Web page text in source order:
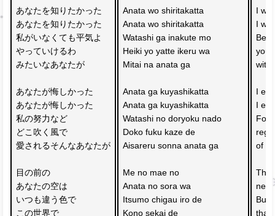
あなたを知りたかった
あなたを知りたかった
私がいなくても平気よ
やっていけるわ
みたいなあなたが
あなたが悔しかった
あなたが悔しかった
私の努力など
どこ吹く風で
愛されるそんなあなたが
目の前の
あなたの空は
いつも違う色で
この世界で
Anata wo shiritakatta
Anata wo shiritakatta
Watashi ga inakute mo
Heiki yo yatte ikeru wa
Mitai na anata ga
Anata ga kuyashikatta
Anata ga kuyashikatta
Watashi no doryoku nado
Doko fuku kaze de
Aisareru sonna anata ga
Me no mae no
Anata no sora wa
Itsumo chigau iro de
Kono sekai de
I
I
I
I
For
of
The
But
that